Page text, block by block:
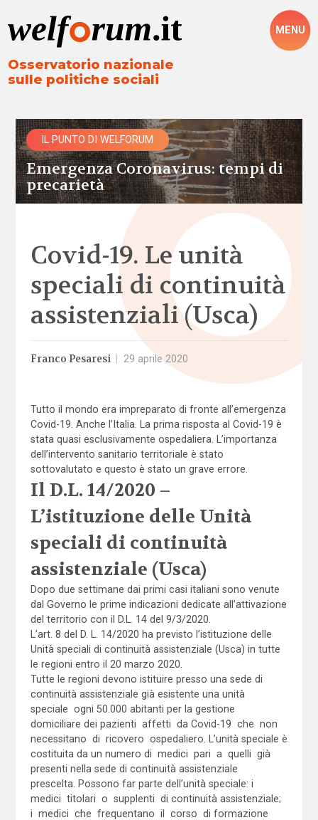
Osservatorio nazionale
sulle politiche sociali
MENU
IL PUNTO DI WELFORUM
Emergenza Coronavirus: tempi di
precarietà
Covid-19. Le unità
speciali di continuità
assistenziali (Usca)
Franco Pesaresi 29 aprile 2020
Tutto il mondo era impreparato di fronte all’emergenza
Covid-19. Anche l’Italia. La prima risposta al Covid-19 è
stata quasi esclusivamente ospedaliera. L’importanza
dell’intervento sanitario territoriale è stato
sottovalutato e questo è stato un grave errore.
Il D.L. 14/2020 –
L’istituzione delle Unità
speciali di continuità
assistenziale (Usca)
Dopo due settimane dai primi casi italiani sono venute
dal Governo le prime indicazioni dedicate all’attivazione
del territorio con il D.L. 14 del 9/3/2020.
L’art. 8 del D. L. 14/2020 ha previsto l’istituzione delle
Unità speciali di continuità assistenziale (Usca) in tutte
le regioni entro il 20 marzo 2020.
Tutte le regioni devono istituire presso una sede di
continuità assistenziale già esistente una unità
speciale ogni 50.000 abitanti per la gestione
domiciliare dei pazienti affetti da Covid-19 che non
necessitano di ricovero ospedaliero. L’unità speciale è
costituita da un numero di medici pari a quelli già
presenti nella sede di continuità assistenziale
prescelta. Possono far parte dell’unità speciale: i
medici titolari o supplenti di continuità assistenziale;
i medici che frequentano il corso di formazione